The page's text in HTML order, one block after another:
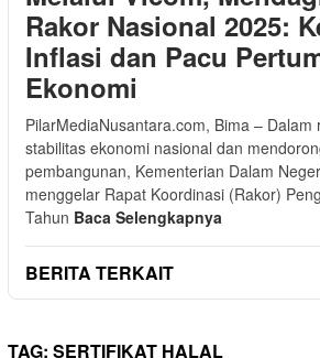
Rakor Nasional 2025:
Inflasi dan Pacu
Ekonomi
PilarMediaNusantara.com, Bima – Dalam
stabilitas ekonomi nasional dan
pembangunan, Kementerian Dalam
menggelar Rapat Koordinasi (Rakor)
Tahun Baca Selengkapnya
BERITA TERKAIT
TAG: SERTIFIKAT HALAL